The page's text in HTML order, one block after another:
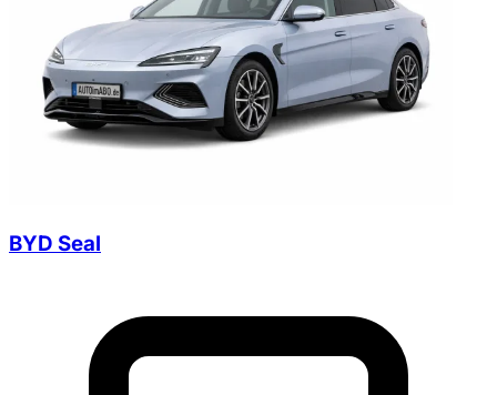
BYD Seal